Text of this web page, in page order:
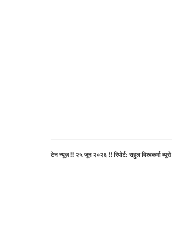
टेन न्यूज़ !! २५ जून २०२६ !! रिपोर्ट: राहुल विश्वकर्मा ब्यूरो